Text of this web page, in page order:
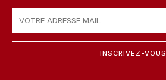
INSCRIVEZ-VOUS